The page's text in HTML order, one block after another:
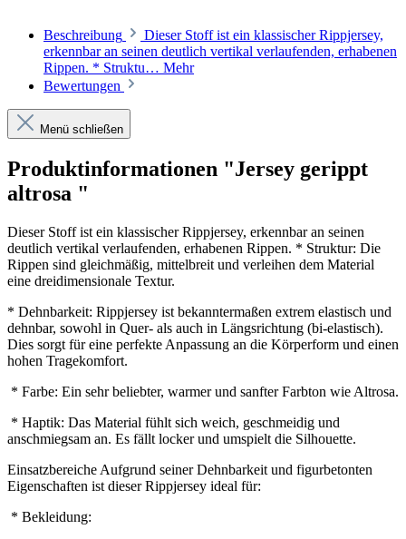
Beschreibung
Dieser Stoff ist ein klassischer Rippjersey,
erkennbar an seinen deutlich vertikal verlaufenden, erhabenen
Rippen. * Struktu… Mehr
Bewertungen
Menü schließen
Produktinformationen "Jersey gerippt
altrosa "
Dieser Stoff ist ein klassischer Rippjersey, erkennbar an seinen
deutlich vertikal verlaufenden, erhabenen Rippen. * Struktur: Die
Rippen sind gleichmäßig, mittelbreit und verleihen dem Material
eine dreidimensionale Textur.
* Dehnbarkeit: Rippjersey ist bekanntermaßen extrem elastisch und
dehnbar, sowohl in Quer- als auch in Längsrichtung (bi-elastisch).
Dies sorgt für eine perfekte Anpassung an die Körperform und einen
hohen Tragekomfort.
* Farbe: Ein sehr beliebter, warmer und sanfter Farbton wie Altrosa.
* Haptik: Das Material fühlt sich weich, geschmeidig und
anschmiegsam an. Es fällt locker und umspielt die Silhouette.
Einsatzbereiche Aufgrund seiner Dehnbarkeit und figurbetonten
Eigenschaften ist dieser Rippjersey ideal für:
* Bekleidung: